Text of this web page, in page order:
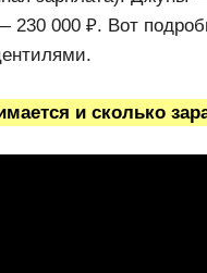
000 ₽. Вот
и сколько